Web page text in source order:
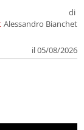
di
Alessandro Bianchet
il 05/08/2026